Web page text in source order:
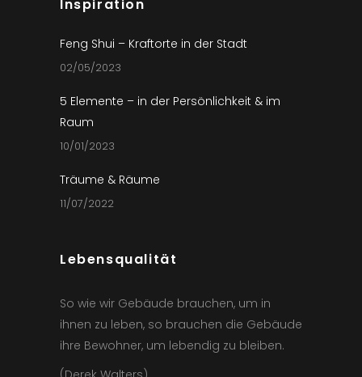
Inspiration
Feng Shui – Kraftorte in der Stadt
02/05/2023
5 Elemente – in der Persönlichkeit & im
Raum
10/01/2023
Träume & Räume
11/07/2022
Lebensqualität
So wie wir Gebäude brauchen, um in
ihnen zu leben, so brauchen die Gebäude
ihre Bewohner, um lebendig zu bleiben.